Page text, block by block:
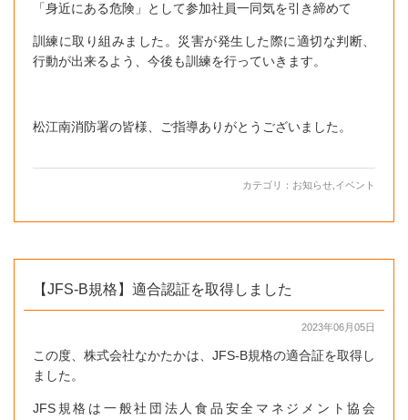
「身近にある危険」として参加社員一同気を引き締めて
訓練に取り組みました。災害が発生した際に適切な判断、
行動が出来るよう、今後も訓練を行っていきます。
松江南消防署の皆様、ご指導ありがとうございました。
カテゴリ： お知らせ イベント
【JFS-B規格】適合認証を取得しました
2023年06月05日
この度、株式会社なかたかは、JFS-B規格の適合証を取得し
ました。
JFS規格は一般社団法人食品安全マネジメント協会